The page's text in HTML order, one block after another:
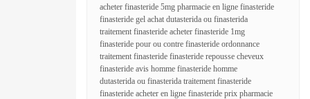
acheter finasteride 5mg pharmacie en ligne finasteride
finasteride gel achat dutasterida ou finasterida
traitement finasteride acheter finasteride 1mg
finasteride pour ou contre finasteride ordonnance
traitement finasteride finasteride repousse cheveux
finasteride avis homme finasteride homme
dutasterida ou finasterida traitement finasteride
finasteride acheter en ligne finasteride prix pharmacie